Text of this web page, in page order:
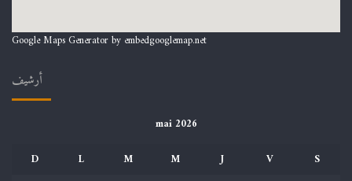
Google Maps Generator by embedgooglemap.net
أرشيف
mai 2026
D
L M M J V
S